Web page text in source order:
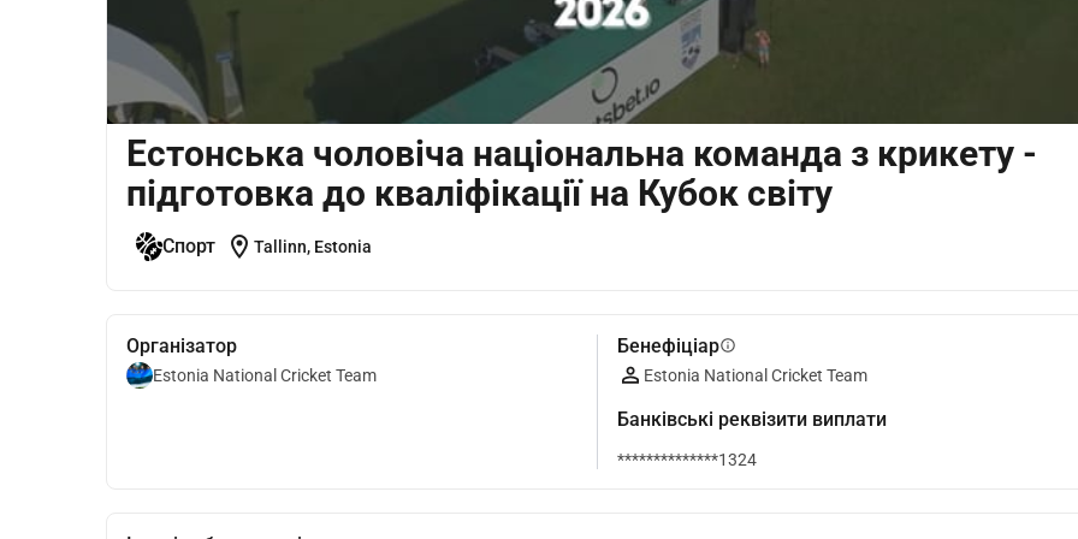
Естонська чоловіча національна команда з крикету -
підготовка до кваліфікації на Кубок світу
Спорт location_on Tallinn, Estonia
Організатор
Estonia National Cricket Team
Бенефіціарinfo
Estonia National Cricket Team
Банківські реквізити виплати
**************1324